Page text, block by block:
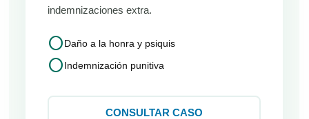
indemnizaciones extra.
circleDaño a la honra y psiquis
circleIndemnización punitiva
CONSULTAR CASO